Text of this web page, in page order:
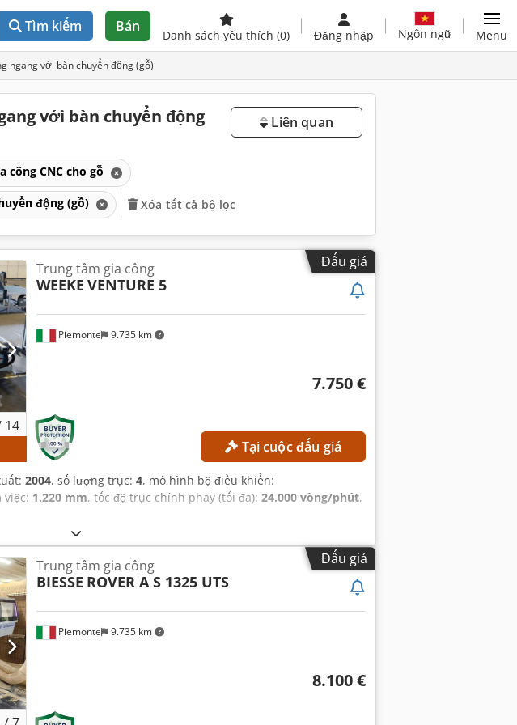
Tìm kiếm Bán
Danh sách yêu thích (0) Đăng nhập Ngôn ngữ Menu
ngang với bàn chuyển động (gỗ)
với bàn chuyển động
Liên quan
công CNC cho gỗ
động (gỗ) Xóa tất cả bộ lọc
Đấu giá
14
Piemonte 9.735 km
Trung tâm gia công
WEEKE VENTURE 5
7.750 €
Tại cuộc đấu giá
2004, số lượng trục: 4, mô hình bộ điều khiển:
việc: 1.220 mm, tốc độ trục chính phay (tối đa): 24.000 vòng/phút,
Đấu giá
Piemonte 9.735 km
Trung tâm gia công
BIESSE ROVER A S 1325 UTS
8.100 €